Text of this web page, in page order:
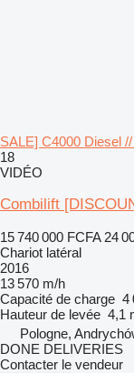
SALE] C4000 Diesel
18
VIDÉO
Combilift
15 740 000 FCFA 24
Chariot latéral
2016
13 570 m/h
Capacité de charge 4
Hauteur de levée 4,1
Pologne,
DONE DELIVERIES
Contacter le vendeur